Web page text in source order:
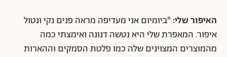
האיפור שלי: "ביומיום אני מעדיפה מראה פנים נקי ונטול
איפור. המאפרת שלי היא נטשה דנונה ואימצתי כמה
מהמוצרים המצוינים שלה כמו פלטת הסמקים וההארות